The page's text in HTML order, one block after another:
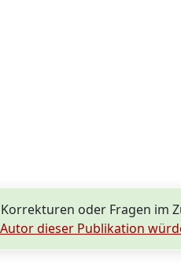
oder Fragen im
dieser Publikation